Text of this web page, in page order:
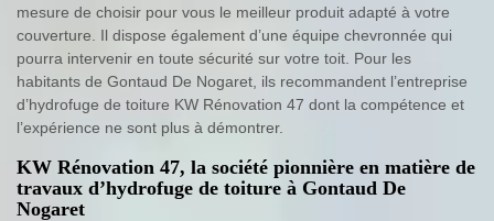
mesure de choisir pour vous le meilleur produit adapté à votre
couverture. Il dispose également d’une équipe chevronnée qui
pourra intervenir en toute sécurité sur votre toit. Pour les
habitants de Gontaud De Nogaret, ils recommandent l’entreprise
d’hydrofuge de toiture KW Rénovation 47 dont la compétence et
l’expérience ne sont plus à démontrer.
KW Rénovation 47, la société pionnière en matière de
travaux d’hydrofuge de toiture à Gontaud De
Nogaret